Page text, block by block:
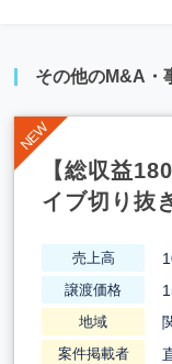
その他のM&A・
【総収益
イブ切り抜
売上高
譲渡価格
地域
案件掲載者